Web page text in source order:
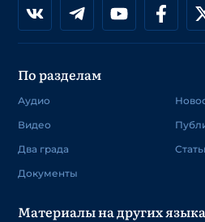
По разделам
Аудио
Видео
Два града
Документы
Материалы на других